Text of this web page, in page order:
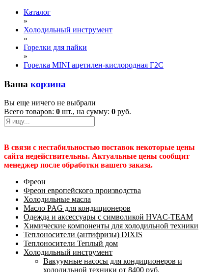
Каталог
»
Холодильный инструмент
»
Горелки для пайки
»
Горелка MINI ацетилен-кислородная Г2С
Ваша корзина
Вы еще ничего не выбрали
Всего товаров: 0 шт., на сумму: 0 руб.
В связи с нестабильностью поставок некоторые цены
сайта недействительны. Актуальные цены сообщит
менеджер после обработки вашего заказа.
Фреон
Фреон европейского производства
Холодильные масла
Масло PAG для кондиционеров
Одежда и аксессуары с символикой HVAC-TEAM
Химические компоненты для холодильной техники
Теплоносители (антифризы) DIXIS
Теплоносители Теплый дом
Холодильный инструмент
Вакуумные насосы для кондиционеров и
холодильной техники от 8400 руб.